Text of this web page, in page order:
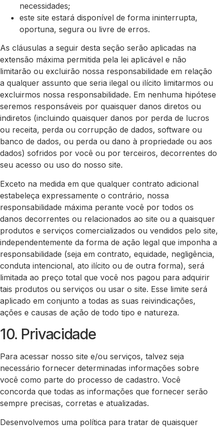
necessidades;
este site estará disponível de forma ininterrupta,
oportuna, segura ou livre de erros.
As cláusulas a seguir desta seção serão aplicadas na
extensão máxima permitida pela lei aplicável e não
limitarão ou excluirão nossa responsabilidade em relação
a qualquer assunto que seria ilegal ou ilícito limitarmos ou
excluirmos nossa responsabilidade. Em nenhuma hipótese
seremos responsáveis por quaisquer danos diretos ou
indiretos (incluindo quaisquer danos por perda de lucros
ou receita, perda ou corrupção de dados, software ou
banco de dados, ou perda ou dano à propriedade ou aos
dados) sofridos por você ou por terceiros, decorrentes do
seu acesso ou uso do nosso site.
Exceto na medida em que qualquer contrato adicional
estabeleça expressamente o contrário, nossa
responsabilidade máxima perante você por todos os
danos decorrentes ou relacionados ao site ou a quaisquer
produtos e serviços comercializados ou vendidos pelo site,
independentemente da forma de ação legal que imponha a
responsabilidade (seja em contrato, equidade, negligência,
conduta intencional, ato ilícito ou de outra forma), será
limitada ao preço total que você nos pagou para adquirir
tais produtos ou serviços ou usar o site. Esse limite será
aplicado em conjunto a todas as suas reivindicações,
ações e causas de ação de todo tipo e natureza.
10. Privacidade
Para acessar nosso site e/ou serviços, talvez seja
necessário fornecer determinadas informações sobre
você como parte do processo de cadastro. Você
concorda que todas as informações que fornecer serão
sempre precisas, corretas e atualizadas.
Desenvolvemos uma política para tratar de quaisquer